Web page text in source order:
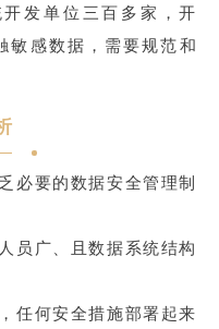
发单位三百多家，开
敏感数据，需要规范和
必要的数据安全管理制
员广、且数据系统结构
任何安全措施部署起来